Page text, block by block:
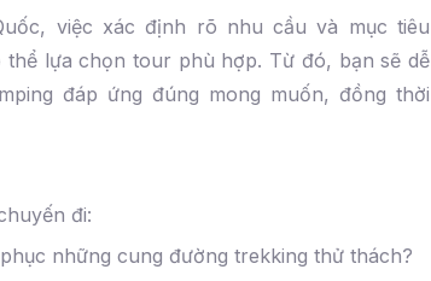
việc xác định rõ nhu cầu và mục tiêu
lựa chọn tour phù hợp. Từ đó, bạn sẽ dễ
đáp ứng đúng mong muốn, đồng thời
đi:
những cung đường trekking thử thách?